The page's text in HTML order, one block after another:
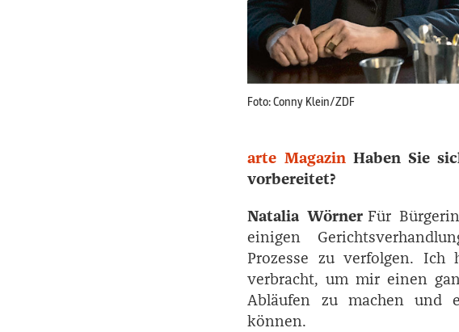
Foto: Conny Klein/ZDF
arte Magazin Haben Sie
vorbereitet?
Natalia WörnerFür
einigen
Prozesse zu verfolgen.
verbracht, um mir einen
Abläufen zu machen und
können.